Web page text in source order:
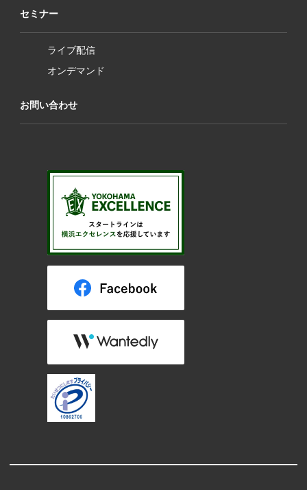
セミナー
ライブ配信
オンデマンド
お問い合わせ